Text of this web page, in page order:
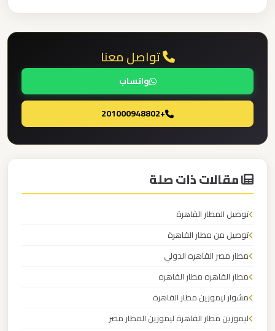
تواصل معنا
واتساب
+201000948802
مقالات ذات صلة
توصيل المطار القاهرة
توصيل من مطار القاهرة
مطار مصر القاهره الدولي
مطار القاهره مطار القاهره
مشوار ليموزين مطار القاهرة
ليموزين مطار القاهرة ليموزين المطار مصر
ليموزين
مطار
ليموزين
مطار
القاهرة
أسعار
ليموزين
القاهرة
ليموزين